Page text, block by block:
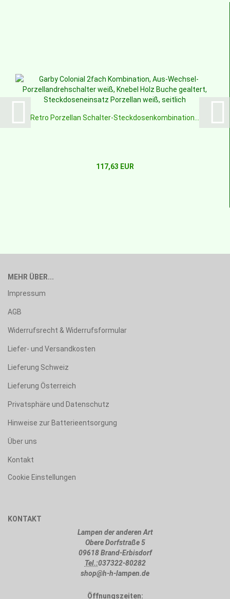
Retro Porzellan Schalter-Steckdosenkombination...
117,63 EUR
MEHR ÜBER...
Impressum
AGB
Widerrufsrecht & Widerrufsformular
Liefer- und Versandkosten
Lieferung Schweiz
Lieferung Österreich
Privatsphäre und Datenschutz
Hinweise zur Batterieentsorgung
Über uns
Kontakt
Cookie Einstellungen
KONTAKT
Lampen der anderen Art
Obere Dorfstraße 5
09618 Brand-Erbisdorf
Tel.:037322-80282
shop@h-h-lampen.de
Öffnungszeiten: